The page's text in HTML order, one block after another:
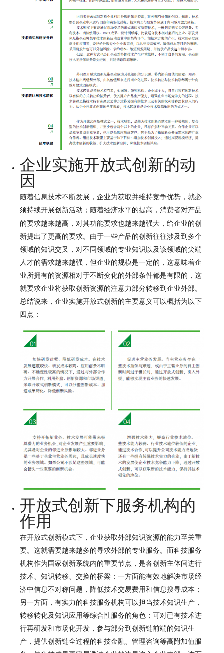
企业实施开放式创新的动
因
随着信息技术不断发展，企业为获取并维持竞争优势，就必
须持续开展创新活动；随着经济水平的提高，消费者对产品
的要求越来越高，对其功能要求也越来越强大，给企业的创
新提出了更高的要求。由于一些产品的创新往往涉及到多个
领域的知识交叉，对不同领域的专业知识以及该领域的尖端
人才的需求越来越强，但企业的规模是一定的，这意味着企
业所拥有的资源相对于不断变化的外部条件都是有限的，这
就要求企业将获取创新资源的注意力部分转移到企业外部。
总结说来，企业实施开放式创新的主要意义可以概括为以下
四点：
开放式创新下服务机构的
作用
在开放式创新模式下，企业获取外部知识资源的能力至关重
要。这就需要越来越多的寻求外部的专业服务。而科技服务
机构作为国家创新系统内的重要节点，是各创新主体间进行
技术、知识转移、交换的桥梁：一方面能有效地解决市场经
济中信息不对称问题，降低技术交易费用和信息搜寻成本；
另一方面，有实力的科技服务机构可以担当技术知识生产，
转移转化及知识应用等综合性服务的角色；可对已有技术进
行再研发和市场化开发，参与部分到创新链前端的知识生
产，提供创新链全过程的科技金融、管理咨询等高附加值服